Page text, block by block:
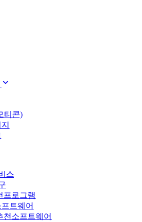
티콘)
스
프로그램
트웨어
천소프트웨어